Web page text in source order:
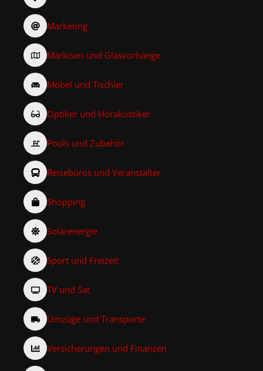
Marketing
Markisen und Glasvorhänge
Möbel und Tischler
Optiker und Hörakustiker
Pools und Zubehör
Reisebüros und Veranstalter
Shopping
Solarenergie
Sport und Freizeit
TV und Sat
Umzüge und Transporte
Versicherungen und Finanzen